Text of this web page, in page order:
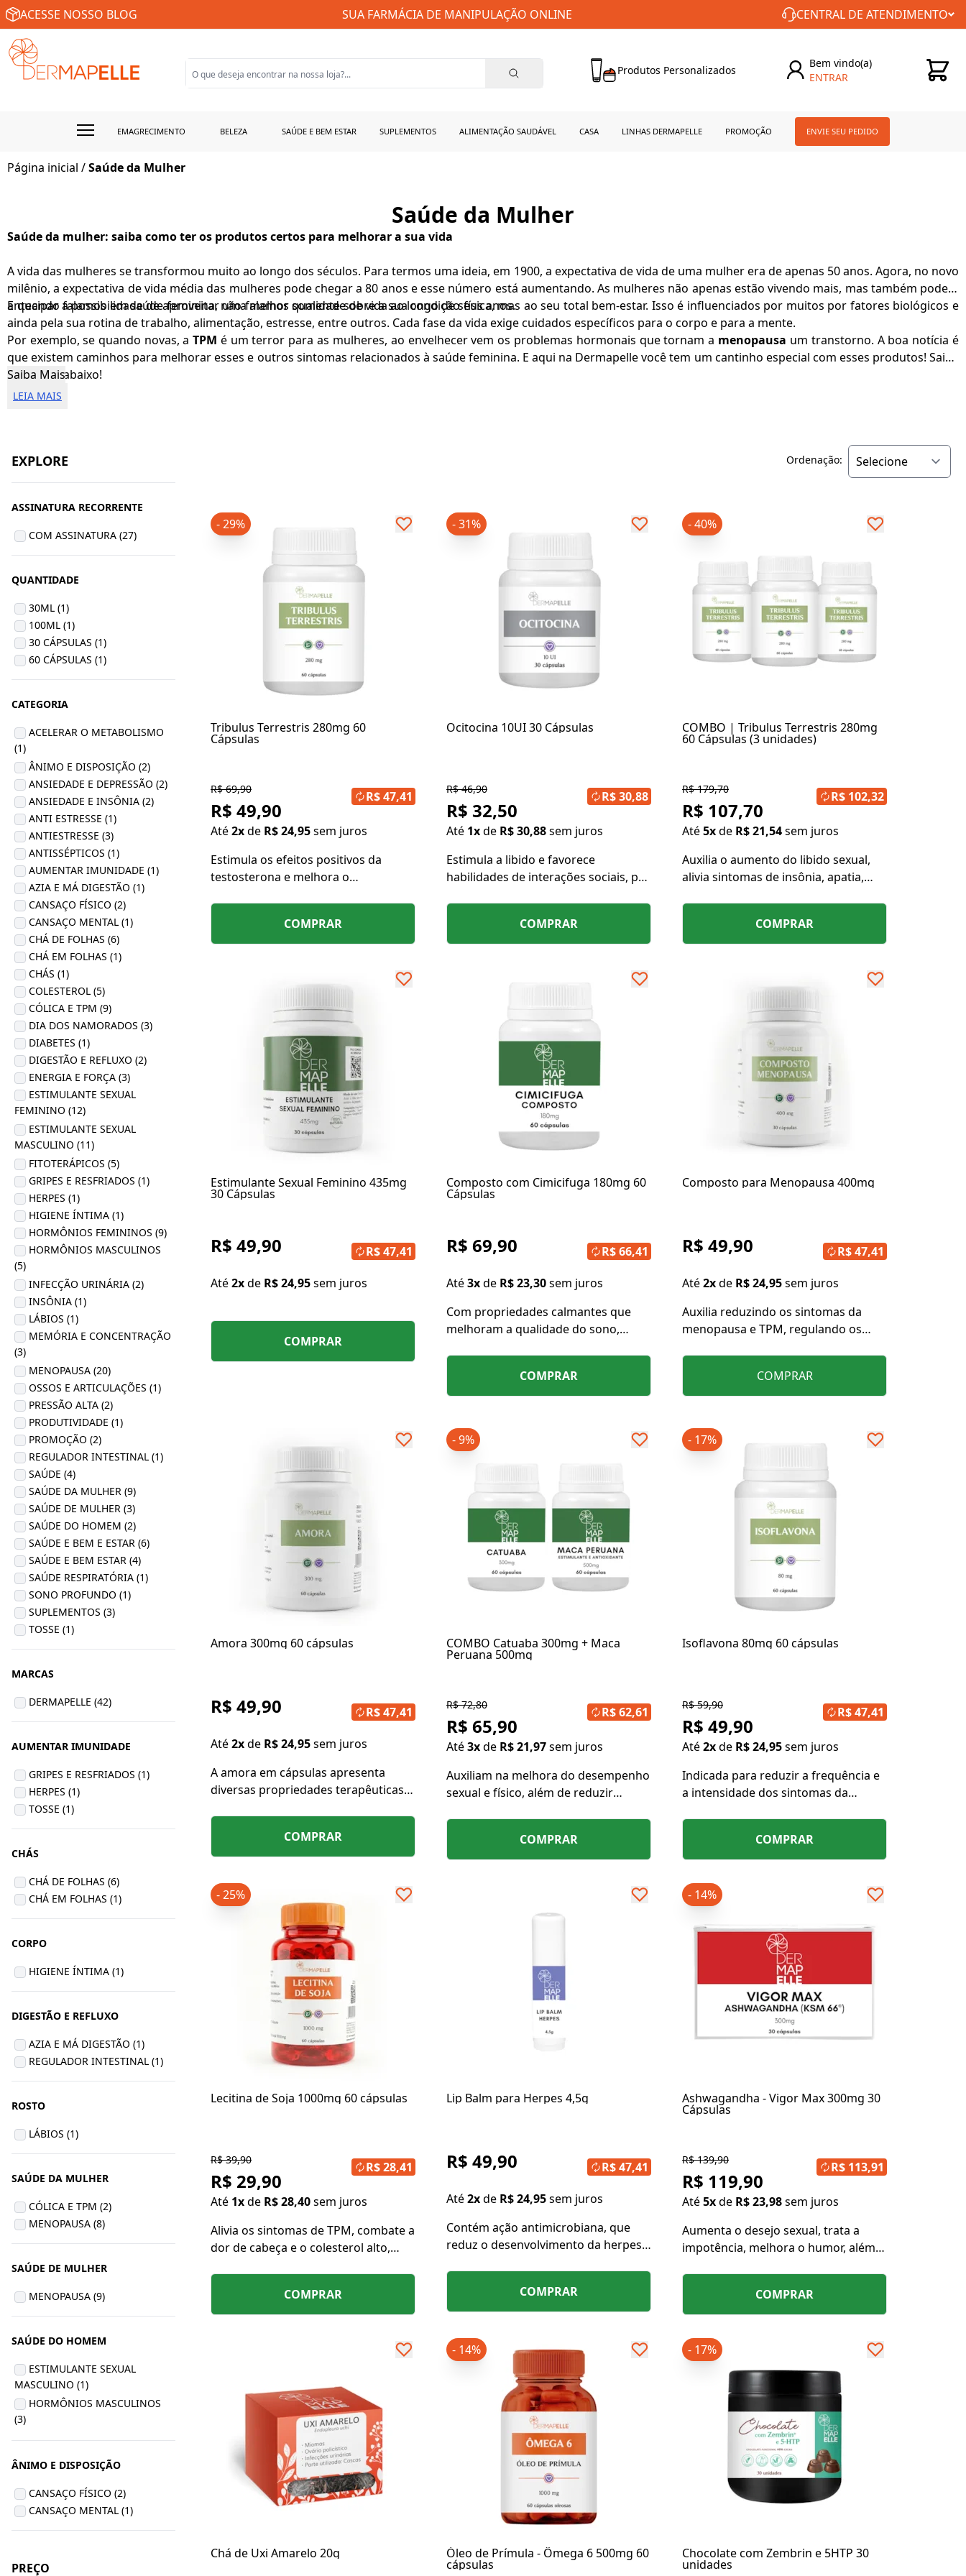
ACESSE NOSSO BLOG SUA FARMÁCIA DE MANIPULAÇÃO ONLINE FRETE GRÁTIS PARA TODO BRASIL!
CENTRAL DE ATENDIMENTO
Produtos Personalizados
Bem vindo(a)
ENTRAR
EMAGRECIMENTO BELEZA SAÚDE E BEM ESTAR SUPLEMENTOS ALIMENTAÇÃO SAUDÁVEL CASA LINHAS DERMAPELLE PROMOÇÃO ENVIE SEU PEDIDO
Página inicial /Saúde da Mulher
Saúde da Mulher
Saúde da mulher: saiba como ter os produtos certos para melhorar a sua vida
A vida das mulheres se transformou muito ao longo dos séculos. Para termos uma ideia, em 1900, a expectativa de vida de uma mulher era de apenas 50 anos. Agora, no novo
milênio, a expectativa de vida média das mulheres pode chegar a 80 anos e esse número está aumentando. As mulheres não apenas estão vivendo mais, mas também podem
antecipar a possibilidade de aproveitar uma melhor qualidade de vida ao longo de seus anos.
E quando falamos em saúde feminina, não falamos somente sobre a sua condição física, mas ao seu total bem-estar. Isso é influenciados por muitos por fatores biológicos e
ainda pela sua rotina de trabalho, alimentação, estresse, entre outros. Cada fase da vida exige cuidados específicos para o corpo e para a mente.
Por exemplo, se quando novas, a TPM é um terror para as mulheres, ao envelhecer vem os problemas hormonais que tornam a menopausa um transtorno. A boa notícia é
que existem caminhos para melhorar esses e outros sintomas relacionados à saúde feminina. E aqui na Dermapelle você tem um cantinho especial com esses produtos! Saiba
mais logo abaixo!
Saiba Mais
LEIA MAIS
EXPLORE
ASSINATURA RECORRENTE
COM ASSINATURA (27)
QUANTIDADE
30ML (1)
100ML (1)
30 CÁPSULAS (1)
60 CÁPSULAS (1)
CATEGORIA
ACELERAR O METABOLISMO
(1)
ÂNIMO E DISPOSIÇÃO (2)
ANSIEDADE E DEPRESSÃO (2)
ANSIEDADE E INSÔNIA (2)
ANTI ESTRESSE (1)
ANTIESTRESSE (3)
ANTISSÉPTICOS (1)
AUMENTAR IMUNIDADE (1)
AZIA E MÁ DIGESTÃO (1)
CANSAÇO FÍSICO (2)
CANSAÇO MENTAL (1)
CHÁ DE FOLHAS (6)
CHÁ EM FOLHAS (1)
CHÁS (1)
COLESTEROL (5)
CÓLICA E TPM (9)
DIA DOS NAMORADOS (3)
DIABETES (1)
DIGESTÃO E REFLUXO (2)
ENERGIA E FORÇA (3)
ESTIMULANTE SEXUAL
FEMININO (12)
ESTIMULANTE SEXUAL
MASCULINO (11)
FITOTERÁPICOS (5)
GRIPES E RESFRIADOS (1)
HERPES (1)
HIGIENE ÍNTIMA (1)
HORMÔNIOS FEMININOS (9)
HORMÔNIOS MASCULINOS
(5)
INFECÇÃO URINÁRIA (2)
INSÔNIA (1)
LÁBIOS (1)
MEMÓRIA E CONCENTRAÇÃO
(3)
MENOPAUSA (20)
OSSOS E ARTICULAÇÕES (1)
PRESSÃO ALTA (2)
PRODUTIVIDADE (1)
PROMOÇÃO (2)
REGULADOR INTESTINAL (1)
SAÚDE (4)
SAÚDE DA MULHER (9)
SAÚDE DE MULHER (3)
SAÚDE DO HOMEM (2)
SAÚDE E BEM E ESTAR (6)
SAÚDE E BEM ESTAR (4)
SAÚDE RESPIRATÓRIA (1)
SONO PROFUNDO (1)
SUPLEMENTOS (3)
TOSSE (1)
MARCAS
DERMAPELLE (42)
AUMENTAR IMUNIDADE
GRIPES E RESFRIADOS (1)
HERPES (1)
TOSSE (1)
CHÁS
CHÁ DE FOLHAS (6)
CHÁ EM FOLHAS (1)
CORPO
HIGIENE ÍNTIMA (1)
DIGESTÃO E REFLUXO
AZIA E MÁ DIGESTÃO (1)
REGULADOR INTESTINAL (1)
ROSTO
LÁBIOS (1)
SAÚDE DA MULHER
CÓLICA E TPM (2)
MENOPAUSA (8)
SAÚDE DE MULHER
MENOPAUSA (9)
SAÚDE DO HOMEM
ESTIMULANTE SEXUAL
MASCULINO (1)
HORMÔNIOS MASCULINOS
(3)
ÂNIMO E DISPOSIÇÃO
CANSAÇO FÍSICO (2)
CANSAÇO MENTAL (1)
PREÇO
Ordenação:
Tribulus Terrestris 280mg 60
Cápsulas
- 29%
R$ 69,90
R$ 49,90
Até2xde R$ 24,95sem juros
R$ 47,41
Estimula os efeitos positivos da
testosterona e melhora o
COMPRAR
Ocitocina 10UI 30 Cápsulas
- 31%
R$ 46,90
R$ 32,50
Até 1xde R$ 30,88sem juros
R$ 30,88
Estimula a libido e favorece
habilidades de interações sociais, por
carinho pelo próximo.
COMPRAR
COMBO | Tribulus Terrestris 280mg
60 Cápsulas (3 unidades)
- 40%
R$ 179,70
R$ 107,70
Até5xde R$ 21,54sem juros
R$ 102,32
Auxilia o aumento do libido sexual,
alivia sintomas de insônia, apatia,
COMPRAR
Estimulante Sexual Feminino 435mg
30 Cápsulas
R$ 49,90
Até2xde R$ 24,95sem juros
R$ 47,41
COMPRAR
Composto com Cimicifuga 180mg 60
Cápsulas
R$ 69,90
Até3xde R$ 23,30sem juros
R$ 66,41
Com propriedades calmantes que
melhoram a qualidade do sono,
sintomas da TPM e menopausa.
COMPRAR
Composto para Menopausa 400mg
R$ 49,90
Até2xde R$ 24,95sem juros
R$ 47,41
Auxilia reduzindo os sintomas da
menopausa e TPM, regulando os
qualidade do sono.
COMPRAR
Amora 300mg 60 cápsulas
R$ 49,90
Até2xde R$ 24,95sem juros
R$ 47,41
A amora em cápsulas apresenta
diversas propriedades terapêuticas
antioxidante e auxílio na reposição
COMPRAR
COMBO Catuaba 300mg + Maca
Peruana 500mg
- 9%
R$ 72,80
R$ 65,90
Até3xde R$ 21,97sem juros
R$ 62,61
Auxiliam na melhora do desempenho
sexual e físico, além de reduzir
COMPRAR
Isoflavona 80mg 60 cápsulas
- 17%
R$ 59,90
R$ 49,90
Até2xde R$ 24,95sem juros
R$ 47,41
Indicada para reduzir a frequência e
a intensidade dos sintomas da
ondas de calor e insônia.
COMPRAR
Lecitina de Soja 1000mg 60 cápsulas
- 25%
R$ 39,90
R$ 29,90
Até 1xde R$ 28,40sem juros
R$ 28,41
Alivia os sintomas de TPM, combate a
dor de cabeça e o colesterol alto,
de forma saudável.
COMPRAR
Lip Balm para Herpes 4,5g
R$ 49,90
Até2xde R$ 24,95sem juros
R$ 47,41
Contém ação antimicrobiana, que
reduz o desenvolvimento da herpes e
COMPRAR
Ashwagandha - Vigor Max 300mg 30
Cápsulas
- 14%
R$ 139,90
R$ 119,90
Até5xde R$ 23,98sem juros
R$ 113,91
Aumenta o desejo sexual, trata a
impotência, melhora o humor, além
energia.
COMPRAR
Chá de Uxi Amarelo 20g Óleo de Prímula - Ômega 6 500mg 60
cápsulas
- 14%
Chocolate com Zembrin e 5HTP 30
unidades
- 17%